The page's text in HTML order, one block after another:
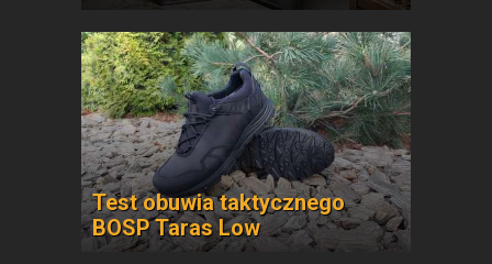
Test obuwia taktycznego
BOSP Taras Low